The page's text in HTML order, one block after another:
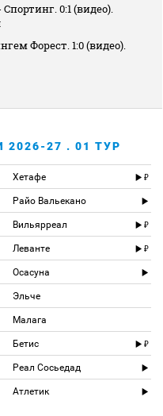
0:1 (видео).
Форест. 1:0 (видео).
27 . 01 ТУР
Хетафе
Райо Вальекано
Вильярреал
Леванте
Осасуна
Эльче
Малага
Бетис
Реал Сосьедад
Атлетик